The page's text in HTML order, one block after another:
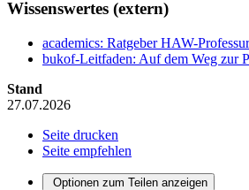
Wissenswertes (extern)
academics: Ratgeber HAW-Professur
bukof-Leitfaden: Auf dem Weg zur
Stand
27.07.2026
Seite drucken
Seite empfehlen
Optionen zum Teilen anzeigen